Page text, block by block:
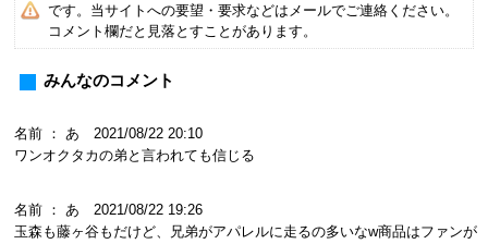
です。当サイトへの要望・要求などはメールでご連絡ください。
コメント欄だと見落とすことがあります。
みんなのコメント
名前 ： あ 2021/08/22 20:10
ワンオクタカの弟と言われても信じる
名前 ： あ 2021/08/22 19:26
玉森も藤ヶ谷もだけど、兄弟がアパレルに走るの多いなw商品はファンが